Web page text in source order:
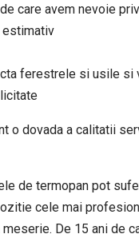
care avem nevoie
estimativ
ferestrele si usile si
o dovada a calitatii
de termopan pot
cele mai
De 15 ani de